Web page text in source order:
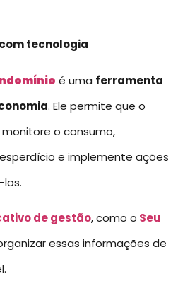
tecnologia
é uma ferramenta
. Ele permite que o
o consumo,
e implemente ações
de gestão, como o Seu
essas informações de